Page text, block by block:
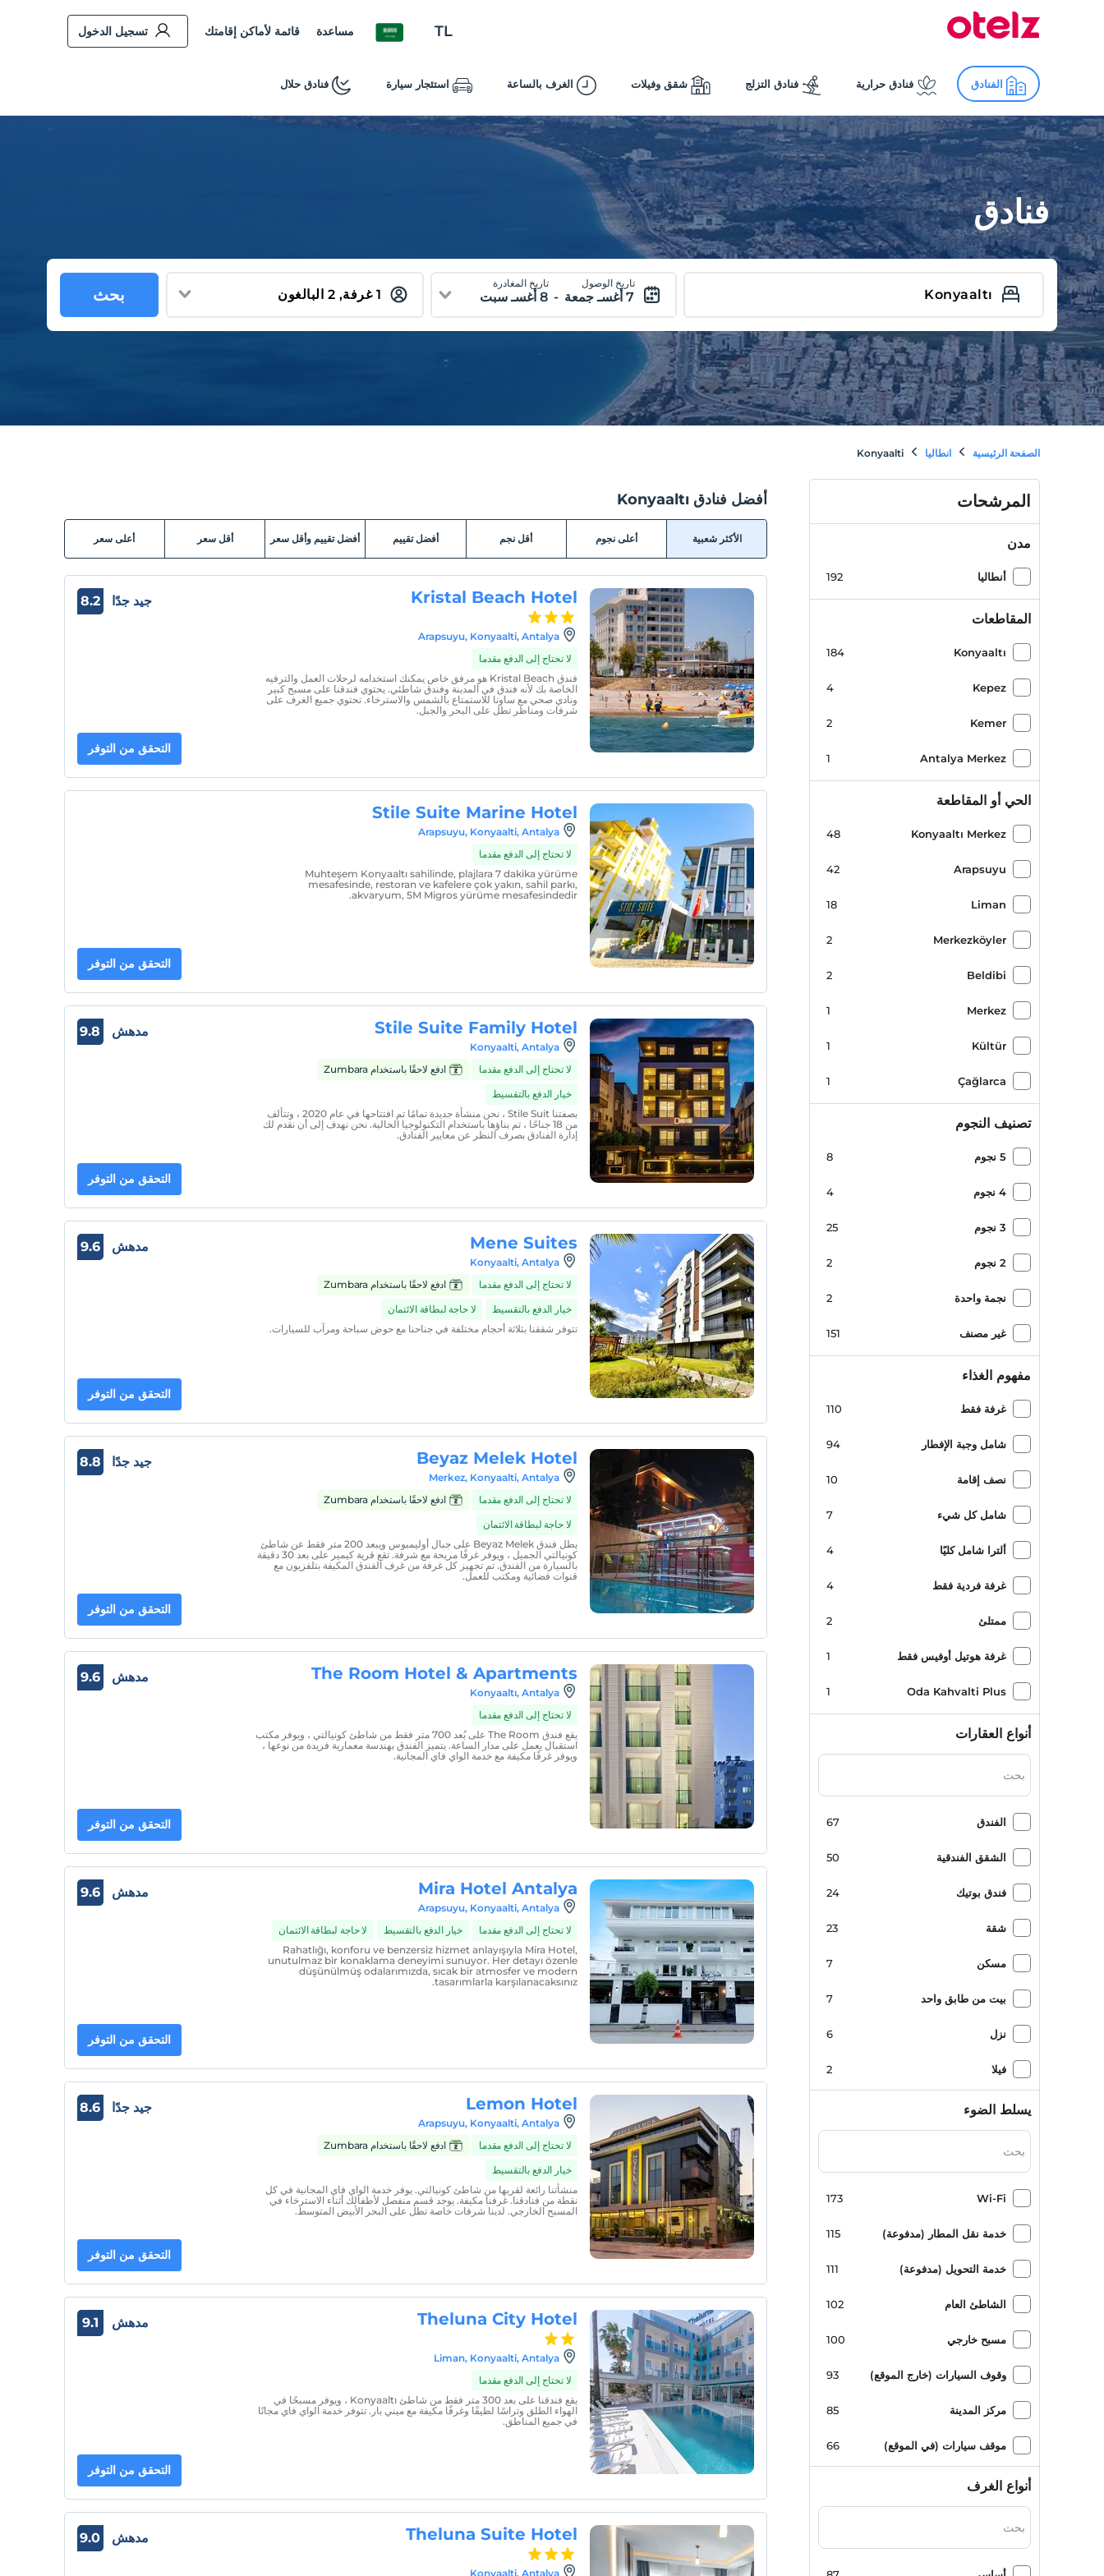
TL مساعدة قائمة لأماكن إقامتك تسجيل الدخول
الفنادق فنادق حرارية فنادق التزلج شقق وفيلات الغرف بالساعة استئجار سيارة فنادق حلال
فنادق
تاريخ الوصول
7 أغسـ جمعة -
تاريخ المغادرة
8 أغسـ سبت بحث
الصفحة الرئيسية انطاليا Konyaalti
المرشحات
مدن
أنطاليا 192
المقاطعات
Konyaaltı
184
Kepez
4
Kemer
2
Antalya Merkez
1
الحي أو المقاطعة
Konyaaltı Merkez
48
Arapsuyu
42
Liman
18
Merkezköyler
2
Beldibi
2
Merkez
1
Kültür
1
Çağlarca
1
تصنيف النجوم
5 نجوم 8
4 نجوم 4
3 نجوم 25
2 نجوم 2
نجمة واحدة 2
غير مصنف 151
مفهوم الغذاء
غرفة فقط 110
شامل وجبة الإفطار 94
نصف إقامة 10
شامل كل شيء 7
ألترا شامل كليًا 4
غرفة فردية فقط 4
ممتلئ 2
غرفة هوتيل أوفيس فقط 1
Oda Kahvalti Plus
1
أنواع العقارات
الفندق 67
الشقق الفندقية 50
فندق بوتيك 24
شقة 23
مسكن 7
بيت من طابق واحد 7
نزل 6
فيلا 2
فندق سويت
منزل جبلي 1
يسلط الضوء
Wi-Fi
173
خدمة نقل المطار (مدفوعة) 115
خدمة التحويل (مدفوعة) 111
الشاطئ العام 102
مسبح خارجي 100
وقوف السيارات (خارج الموقع) 93
مركز المدينة 85
موقف سيارات (في الموقع) 66
شاطئ مختلط من الرمال والحصى
العلم الأزرق 56
أنواع الغرف
أفضل فنادق Konyaaltı
الأكثر شعبية أعلى نجوم أقل نجم أفضل تقييم أفضل تقييم وأقل سعر أقل سعر أعلى سعر
Kristal Beach Hotel
Arapsuyu, Konyaalti, Antalya
لا تحتاج إلى الدفع مقدما
فندق Kristal Beach هو مرفق خاص يمكنك استخدامه لرحلات العمل والترفيه
الخاصة بك لأنه فندق في المدينة وفندق شاطئي. يحتوي فندقنا على مسبح كبير
ونادي صحي مع ساونا للاستمتاع بالشمس والاسترخاء. تحتوي جميع الغرف على
شرفات ومناظر تطل على البحر والجبل.
جيد جدًا 8.2
التحقق من التوفر
Stile Suite Marine Hotel
Arapsuyu, Konyaalti, Antalya
لا تحتاج إلى الدفع مقدما
Muhteşem Konyaaltı sahilinde, plajlara 7 dakika yürüme
mesafesinde, restoran ve kafelere çok yakın, sahil parkı,
akvaryum, 5M Migros yürüme mesafesindedir.
التحقق من التوفر
Stile Suite Family Hotel
Konyaalti, Antalya
لا تحتاج إلى الدفع مقدما
ادفع لاحقًا باستخدام Zumbara
خيار الدفع بالتقسيط
بصفتنا Stile Suit ، نحن منشأة جديدة تمامًا تم افتتاحها في عام 2020 ، وتتألف
من 18 جناحًا ، تم بناؤها باستخدام التكنولوجيا الحالية. نحن نهدف إلى أن نقدم لك
إدارة الفنادق بصرف النظر عن معايير الفنادق.
مدهش 9.8
التحقق من التوفر
Mene Suites
Konyaalti, Antalya
لا تحتاج إلى الدفع مقدما
ادفع لاحقًا باستخدام Zumbara
خيار الدفع بالتقسيط
لا حاجة لبطاقة الائتمان
تتوفر شققنا بثلاثة أحجام مختلفة في جناحنا مع حوض سباحة ومرآب للسيارات.
مدهش 9.6
التحقق من التوفر
Beyaz Melek Hotel
Merkez, Konyaalti, Antalya
لا تحتاج إلى الدفع مقدما
ادفع لاحقًا باستخدام Zumbara
لا حاجة لبطاقة الائتمان
يطل فندق Beyaz Melek على جبال أوليمبوس ويبعد 200 متر فقط عن شاطئ
كونيالتي الجميل ، ويوفر غرفًا مريحة مع شرفة. تقع قرية كيمير على بعد 30 دقيقة
بالسيارة من الفندق. تم تجهيز كل غرفة من غرف الفندق المكيفة بتلفزيون مع
قنوات فضائية ومكتب للعمل.
جيد جدًا 8.8
التحقق من التوفر
The Room Hotel & Apartments
Konyaaltı, Antalya
لا تحتاج إلى الدفع مقدما
يقع فندق The Room على بُعد 700 متر فقط من شاطئ كونيالتي ، ويوفر مكتب
استقبال يعمل على مدار الساعة. يتميز الفندق بهندسة معمارية فريدة من نوعها ،
ويوفر غرفًا مكيفة مع خدمة الواي فاي المجانية.
مدهش 9.6
التحقق من التوفر
Mira Hotel Antalya
Arapsuyu, Konyaalti, Antalya
لا تحتاج إلى الدفع مقدما
خيار الدفع بالتقسيط
لا حاجة لبطاقة الائتمان
Rahatlığı, konforu ve benzersiz hizmet anlayışıyla Mira Hotel,
unutulmaz bir konaklama deneyimi sunuyor. Her detayı özenle
düşünülmüş odalarımızda, sıcak bir atmosfer ve modern
tasarımlarla karşılanacaksınız.
مدهش 9.6
التحقق من التوفر
Lemon Hotel
Arapsuyu, Konyaalti, Antalya
لا تحتاج إلى الدفع مقدما
ادفع لاحقًا باستخدام Zumbara
خيار الدفع بالتقسيط
منشأتنا رائعة لقربها من شاطئ كونيالتي. يوفر خدمة الواي فاي المجانية في كل
نقطة من فنادقنا. غرفنا مكيفة. يوجد قسم منفصل لأطفالك أثناء الاسترخاء في
المسبح الخارجي. لدينا شرفات خاصة تطل على البحر الأبيض المتوسط.
جيد جدًا 8.6
التحقق من التوفر
Theluna City Hotel
Liman, Konyaalti, Antalya
لا تحتاج إلى الدفع مقدما
يقع فندقنا على بعد 300 متر فقط من شاطئ Konyaaltı ، ويوفر مسبحًا في
الهواء الطلق وتراسًا لطيفًا وغرفًا مكيفة مع ميني بار. تتوفر خدمة الواي فاي مجانًا
في جميع المناطق.
مدهش 9.1
التحقق من التوفر
Theluna Suite Hotel
Konyaalti, Antalya
مدهش 9.0